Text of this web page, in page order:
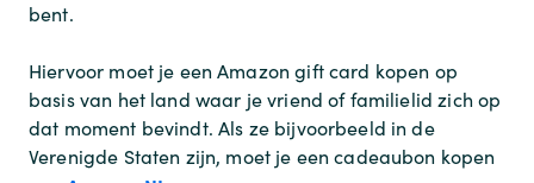
bent.
Hiervoor moet je een Amazon gift card kopen op
basis van het land waar je vriend of familielid zich op
dat moment bevindt. Als ze bijvoorbeeld in de
Verenigde Staten zijn, moet je een cadeaubon kopen